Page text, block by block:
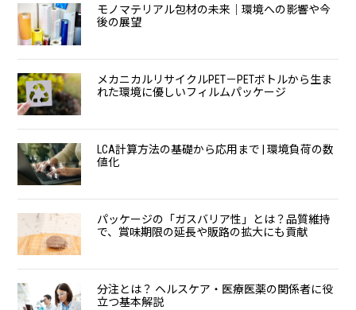
モノマテリアル包材の未来｜環境への影響や今
後の展望
メカニカルリサイクルPET－PETボトルから生ま
れた環境に優しいフィルムパッケージ
LCA計算方法の基礎から応用まで | 環境負荷の数
値化
パッケージの「ガスバリア性」とは？品質維持
で、賞味期限の延長や販路の拡大にも貢献
分注とは？ ヘルスケア・医療医薬の関係者に役
立つ基本解説